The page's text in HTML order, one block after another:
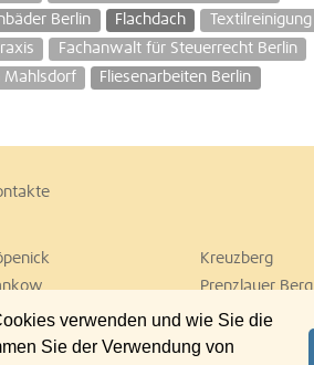
verwenden und wie Sie die
Sie der Verwendung von
Berlin Flachdach
Textilreinigung
Fachanwalt für Steuerrecht Berlin
Mahlsdorf
Fliesenarbeiten Berlin
Kreuzberg
Prenzlauer Berg
Tiergarten
Zehlendorf